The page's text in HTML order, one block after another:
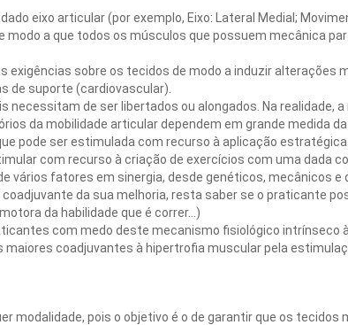
eixo articular (por exemplo, Eixo: Lateral Medial;
modo a que todos os músculos que possuem mecânica
sobre os tecidos de modo a induzir alterações
de suporte (cardiovascular).
de ser libertados ou alongados. Na realidade,
da mobilidade articular dependem em grande medida da
pode ser estimulada com recurso à aplicação
com recurso à criação de exercícios com uma dada
fatores em sinergia, desde genéticos, mecânicos e
da sua melhoria, resta saber se o praticante
da habilidade que é correr…)
com medo deste mecanismo fisiológico intrínseco
coadjuvantes à hipertrofia muscular pela
modalidade, pois o objetivo é o de garantir que os